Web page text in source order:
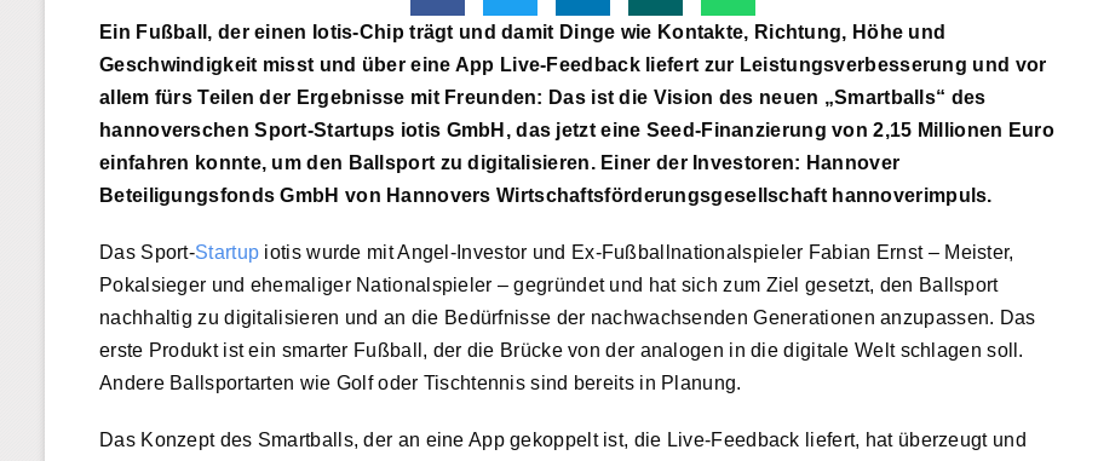
Ein Fußball, der einen Iotis-Chip trägt und damit Dinge wie Kontakte, Richtung, Höhe und
Geschwindigkeit misst und über eine App Live-Feedback liefert zur Leistungsverbesserung und vor
allem fürs Teilen der Ergebnisse mit Freunden: Das ist die Vision des neuen „Smartballs“ des
hannoverschen Sport-Startups iotis GmbH, das jetzt eine Seed-Finanzierung von 2,15 Millionen Euro
einfahren konnte, um den Ballsport zu digitalisieren. Einer der Investoren: Hannover
Beteiligungsfonds GmbH von Hannovers Wirtschaftsförderungsgesellschaft hannoverimpuls.
Das Sport-Startup iotis wurde mit Angel-Investor und Ex-Fußballnationalspieler Fabian Ernst – Meister,
Pokalsieger und ehemaliger Nationalspieler – gegründet und hat sich zum Ziel gesetzt, den Ballsport
nachhaltig zu digitalisieren und an die Bedürfnisse der nachwachsenden Generationen anzupassen. Das
erste Produkt ist ein smarter Fußball, der die Brücke von der analogen in die digitale Welt schlagen soll.
Andere Ballsportarten wie Golf oder Tischtennis sind bereits in Planung.
Das Konzept des Smartballs, der an eine App gekoppelt ist, die Live-Feedback liefert, hat überzeugt und